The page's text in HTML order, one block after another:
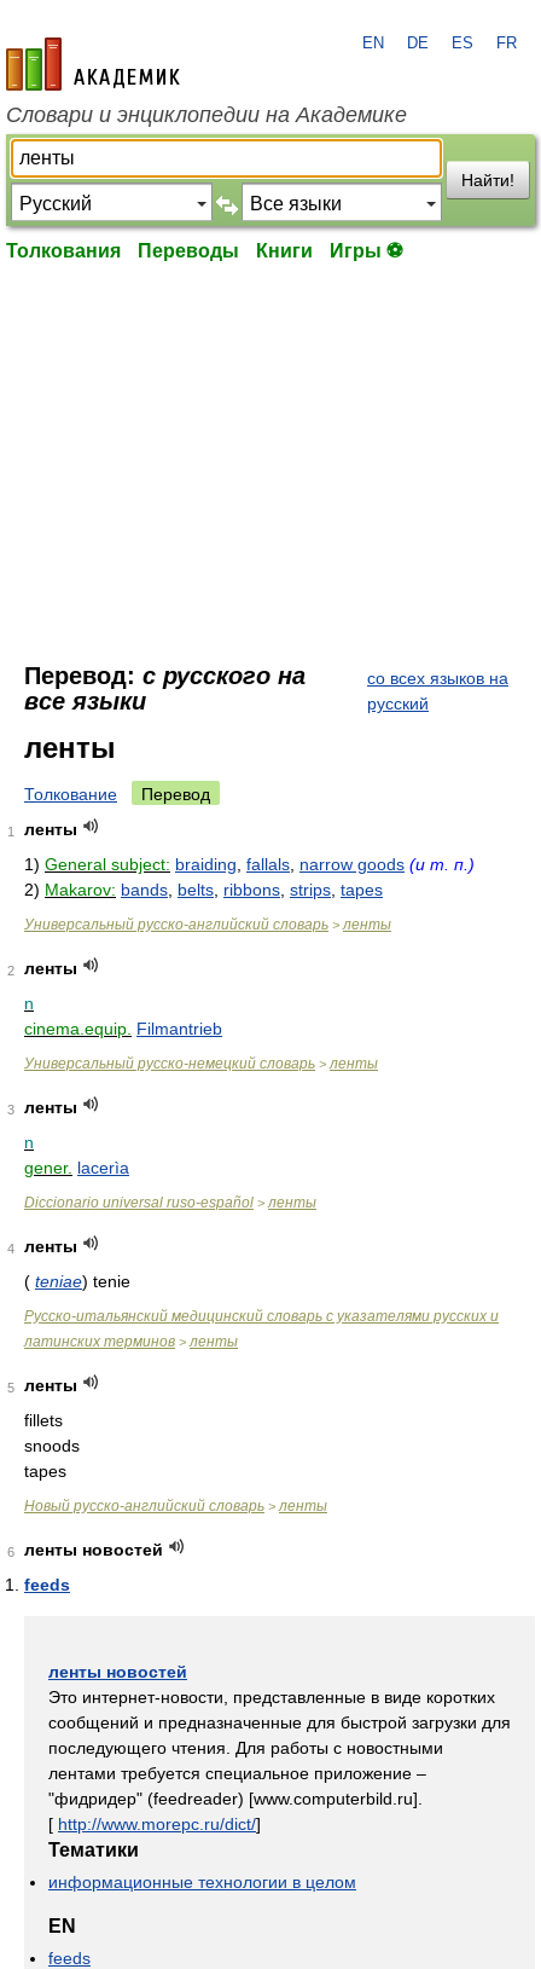
academic.ru
EN DE ES FR
Словари и энциклопедии на Академике
Найти!
Толкования Переводы Книги Игры ⚽
Перевод: с русского на
все языки
со всех языков на
русский
ленты
Толкование Перевод
1
ленты
1) General subject: braiding fallals narrow goods (и т. п.)
2) Makarov: bands belts ribbons strips tapes
Универсальный русско-английский словарь > ленты
2
ленты
n
cinema.equip. Filmantrieb
Универсальный русско-немецкий словарь > ленты
3
ленты
n
gener. lacerìa
Diccionario universal ruso-español > ленты
4
ленты
( teniae) tenie
Русско-итальянский медицинский словарь с указателями русских и
латинских терминов > ленты
5
ленты
fillets
snoods
tapes
Новый русско-английский словарь > ленты
6
ленты новостей
feeds
ленты новостей
Это интернет-новости, представленные в виде коротких
сообщений и предназначенные для быстрой загрузки для
последующего чтения. Для работы с новостными
лентами требуется специальное приложение –
"фидридер" (feedreader) [www.computerbild.ru].
[ http://www.morepc.ru/dict/]
Тематики
информационные технологии в целом
EN
feeds